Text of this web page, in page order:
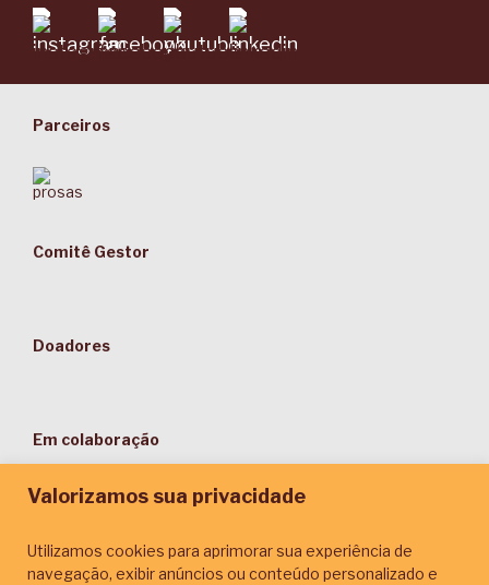
Valorizamos sua privacidade
Utilizamos cookies para aprimorar sua experiência de
navegação, exibir anúncios ou conteúdo personalizado e
Parceiros
Comitê Gestor
Doadores
Em colaboração
Parceiros de Comunicação